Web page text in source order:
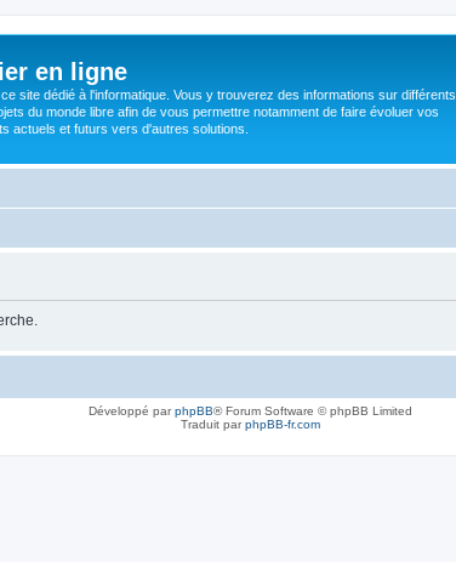
en ligne
site dédié à l'informatique. Vous y trouverez des informations sur différents
du monde libre afin de vous permettre notamment de faire évoluer vos
actuels et futurs vers d'autres solutions.
Développé parphpBB® Forum Software © phpBB Limited
Traduit parphpBB-fr.com